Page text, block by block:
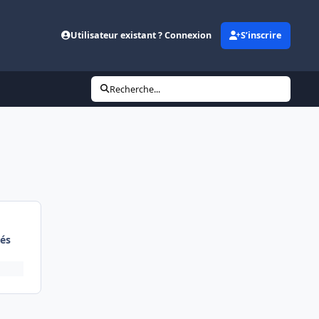
Utilisateur existant ? Connexion S’inscrire
Recherche...